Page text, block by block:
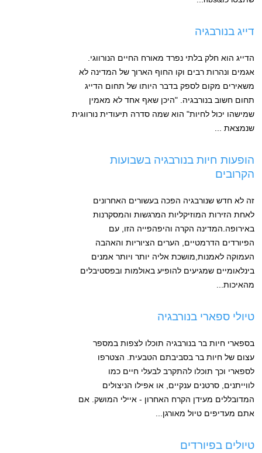
דייג בנורבגיה
הדייג הוא חלק בלתי נפרד מאורח החיים הנורווגי.
אגמים ונהרות רבים וקו החוף הארוך של המדינה לא
משאירים מקום לספק בדבר היותו של תחום הדייג
תחום חשוב בנורבגיה. "היכן שאף אחד לא מאמין
שמישהו יכול לחיות" הוא שמה סדרה תיעודית נורווגית
שנמצאת ...
הופעות חיות בנורבגיה בשבועות
הקרובים
זה לא חדש שנורבגיה הפכה בעשורים האחרונים
לאחת הזירות המוזיקליות המרגשות והמסקרנות
באירופה.המדינה הקרה והיפהפייה הזו, עם
הפיורדים הדרמטיים, הערים הציוריות והאהבה
העמוקה לאמנות,מושכת אליה יותר ויותר אמנים
בינלאומיים שמגיעים להופיע באולמות ובפסטיבלים
מהאיכות...
טיולי ספארי בנורבגיה
בספארי חיות בר בנורבגיה תוכלו לצפות במספר
עצום של חיות בר בסביבתם הטבעית. הצטרפו
לספארי וכך תוכלו להתקרב לבעלי חיים כמו
לווייתנים, סרטנים ענקיים, או אפילו הניצולים
המדובללים מעידן הקרח האחרון - איילי המושק. אם
אתם מעדיפים טיול מאורגן...
טיולים בפיורדים